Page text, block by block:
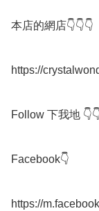
本店的網店👇👇👇
https://
Follow 下我地
Facebook👇
https://